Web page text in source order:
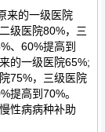
的一级医院
级医院80%，三
、60%提高到
的一级医院65%;
75%，三级医院
提高到70%。
性病病种补助